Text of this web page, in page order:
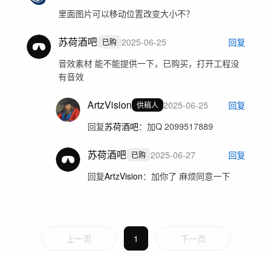
里面图片可以移动位置改变大小不？
苏荷酒吧 已购 2025-06-25
回复
音效素材 能不能提供一下，已购买，打开工程没
有音效
ArtzVision 供稿人 2025-06-25
回复
回复苏荷酒吧： 加Q 2099517889
苏荷酒吧 已购 2025-06-27
回复
回复ArtzVision： 加你了 麻烦同意一下
上一页 1 下一页